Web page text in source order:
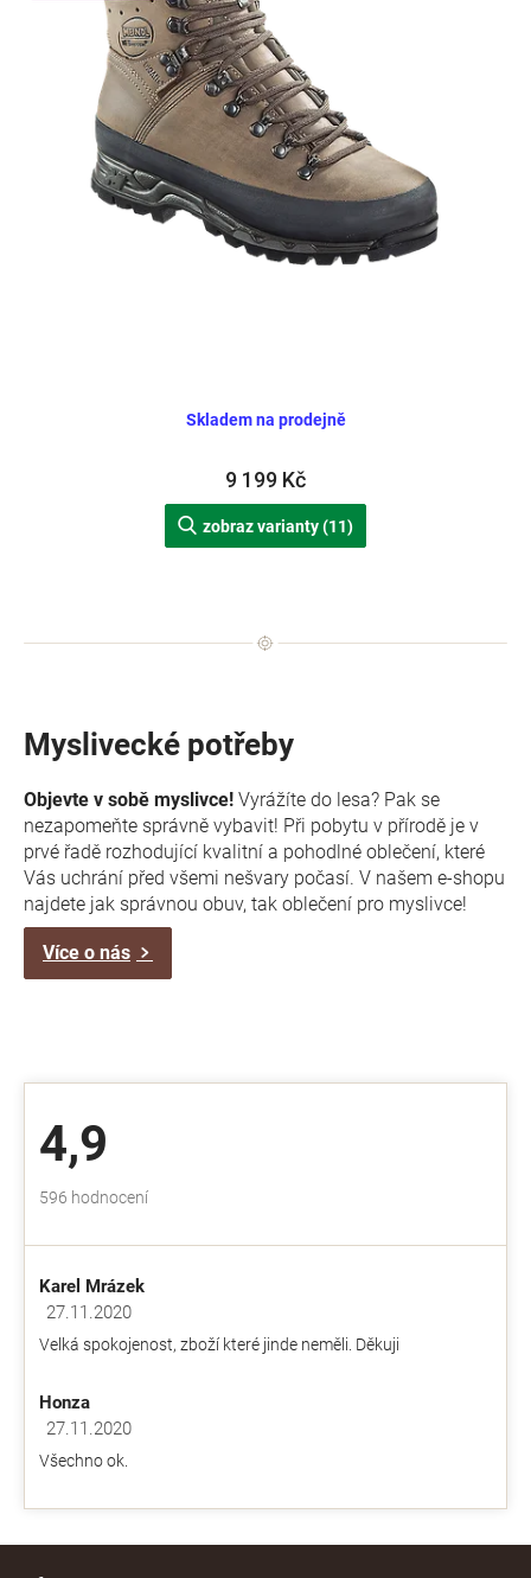
Skladem na prodejně
9 199 Kč
zobraz varianty (11)
Myslivecké potřeby
Objevte v sobě myslivce! Vyrážíte do lesa? Pak se
nezapomeňte správně vybavit! Při pobytu v přírodě je v
prvé řadě rozhodující kvalitní a pohodlné oblečení, které
Vás uchrání před všemi nešvary počasí. V našem e-shopu
najdete jak správnou obuv, tak oblečení pro myslivce!
Více o nás
4,9
Průměrné
obchodu
4,9
hvězdiček.
596 hodnocení
Karel Mrázek
Hodnocení obchodu je 5 z 5 hvězdiček.
27.11.2020
Velká spokojenost, zboží které jinde neměli. Děkuji
Honza
Hodnocení obchodu je 5 z 5 hvězdiček.
27.11.2020
Všechno ok.